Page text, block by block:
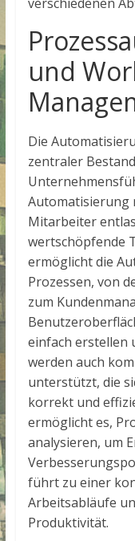
und
Die
zentraler
Automatisierung
Mitarbeiter
wertschöpfende
ermöglicht die
Prozessen, von
zum
einfach erstellen
werden auch
unterstützt, die
korrekt und
ermöglicht es,
analysieren, um
führt zu einer
Arbeitsabläufe
Produktivität.